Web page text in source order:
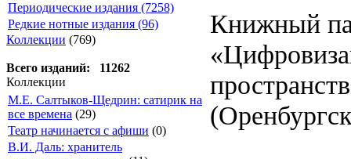
Периодические издания (7258)
Редкие нотные издания (96)
Коллекции (769)
Всего изданий: 11262
Коллекции
М.Е. Салтыков-Щедрин: сатирик на
все времена (29)
Театр начинается с афиши (0)
В.И. Даль: хранитель
Книжный